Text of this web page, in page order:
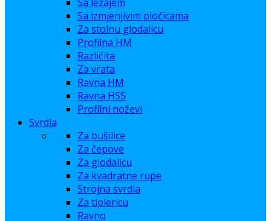
Sa izmjenjivim pločicama
Za stolnu glodalicu
Profilna HM
Razlićita
Za vrata
Ravna HM
Ravna HSS
Profilni noževi
Svrdla
Za bušilice
Za čepove
Za glodalicu
Za kvadratne rupe
Strojna svrdla
Za tiplericu
Ravno